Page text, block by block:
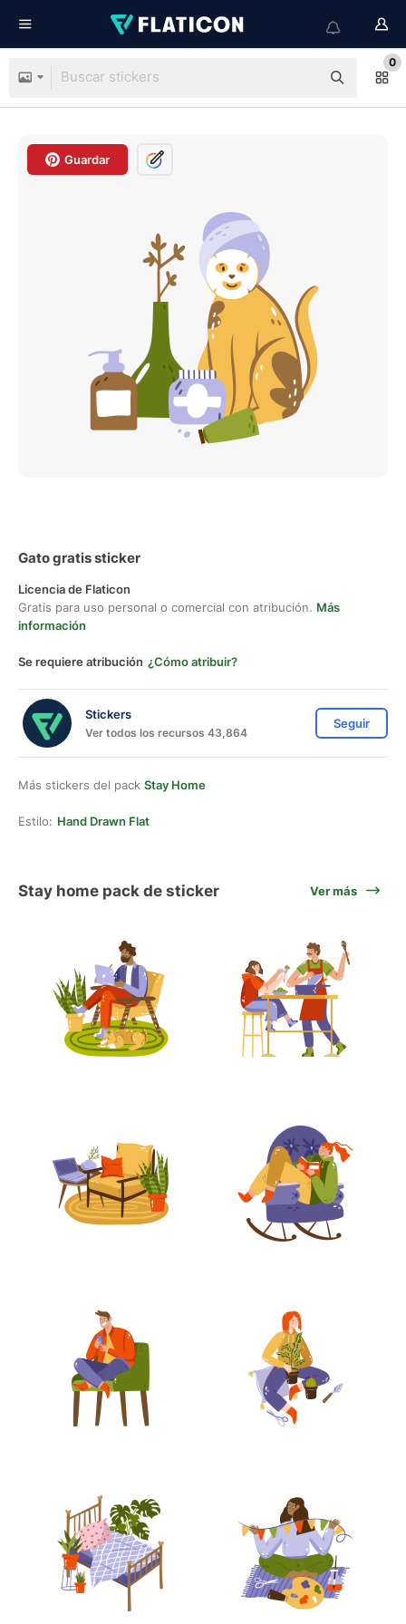
0
Guardar
Gato gratis sticker
Licencia de Flaticon
Gratis para uso personal o comercial con atribución. Más
información
Se requiere atribución ¿Cómo atribuir?
Stickers
Ver todos los recursos 43,864
Seguir
Más stickers del pack Stay Home
Estilo: Hand Drawn Flat
Stay home pack de sticker Ver más